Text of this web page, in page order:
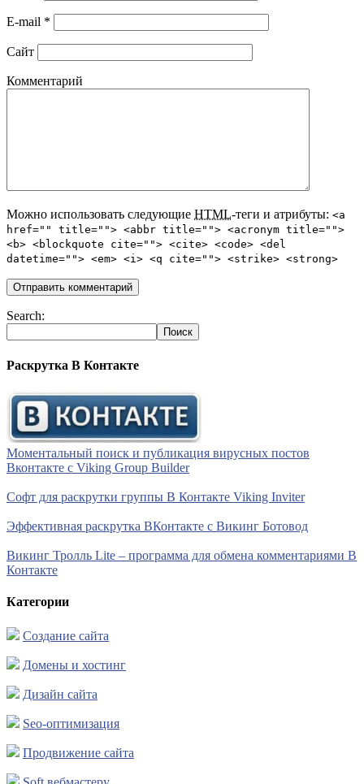
E-mail *
Сайт
Комментарий
Можно использовать следующие HTML-теги и атрибуты: <a
href="" title=""> <abbr title=""> <acronym title="">
<b> <blockquote cite=""> <cite> <code> <del
datetime=""> <em> <i> <q cite=""> <strike> <strong>
Search:
Раскрутка В Контакте
Моментальный поиск и публикация вирусных постов
Вконтакте с Viking Group Builder
Софт для раскрутки группы В Контакте Viking Inviter
Эффективная раскрутка ВКонтакте с Викинг Ботовод
Викинг Тролль Lite – программа для обмена комментариями В
Контакте
Категории
Создание сайта
Домены и хостинг
Дизайн сайта
Seo-оптимизация
Продвижение сайта